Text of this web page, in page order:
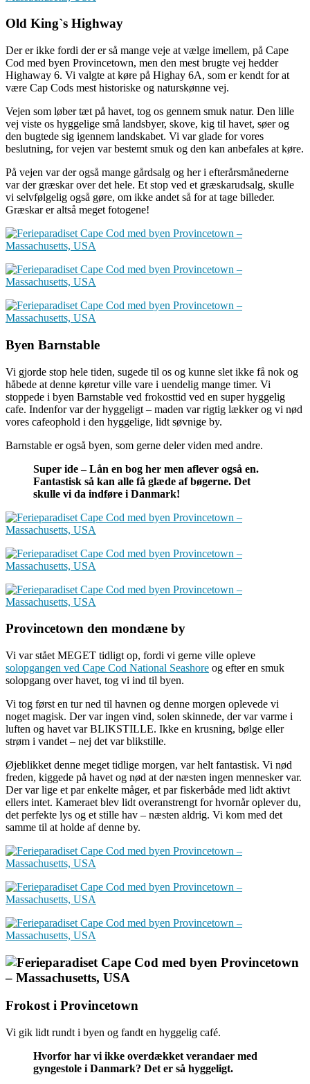
Old King`s Highway
Der er ikke fordi der er så mange veje at vælge imellem, på Cape
Cod med byen Provincetown, men den mest brugte vej hedder
Highaway 6. Vi valgte at køre på Highay 6A, som er kendt for at
være Cap Cods mest historiske og naturskønne vej.
Vejen som løber tæt på havet, tog os gennem smuk natur. Den lille
vej viste os hyggelige små landsbyer, skove, kig til havet, søer og
den bugtede sig igennem landskabet. Vi var glade for vores
beslutning, for vejen var bestemt smuk og den kan anbefales at køre.
På vejen var der også mange gårdsalg og her i efterårsmånederne
var der græskar over det hele. Et stop ved et græskarudsalg, skulle
vi selvfølgelig også gøre, om ikke andet så for at tage billeder.
Græskar er altså meget fotogene!
Byen Barnstable
Vi gjorde stop hele tiden, sugede til os og kunne slet ikke få nok og
håbede at denne køretur ville vare i uendelig mange timer. Vi
stoppede i byen Barnstable ved frokosttid ved en super hyggelig
cafe. Indenfor var der hyggeligt – maden var rigtig lækker og vi nød
vores cafeophold i den hyggelige, lidt søvnige by.
Barnstable er også byen, som gerne deler viden med andre.
Super ide – Lån en bog her men aflever også en.
Fantastisk så kan alle få glæde af bøgerne. Det
skulle vi da indføre i Danmark!
Provincetown den mondæne by
Vi var stået MEGET tidligt op, fordi vi gerne ville opleve
solopgangen ved Cape Cod National Seashore og efter en smuk
solopgang over havet, tog vi ind til byen.
Vi tog først en tur ned til havnen og denne morgen oplevede vi
noget magisk. Der var ingen vind, solen skinnede, der var varme i
luften og havet var BLIKSTILLE. Ikke en krusning, bølge eller
strøm i vandet – nej det var blikstille.
Øjeblikket denne meget tidlige morgen, var helt fantastisk. Vi nød
freden, kiggede på havet og nød at der næsten ingen mennesker var.
Der var lige et par enkelte måger, et par fiskerbåde med lidt aktivt
ellers intet. Kameraet blev lidt overanstrengt for hvornår oplever du,
det perfekte lys og et stille hav – næsten aldrig. Vi kom med det
samme til at holde af denne by.
Frokost i Provincetown
Vi gik lidt rundt i byen og fandt en hyggelig café.
Hvorfor har vi ikke overdækket verandaer med
gyngestole i Danmark? Det er så hyggeligt.